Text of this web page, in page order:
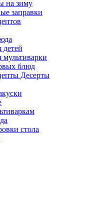
на зиму
заправки
детей
мультиварки
блюд
Десерты
стола